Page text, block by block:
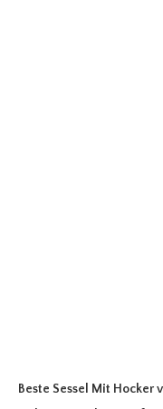
Beste Sessel Mit Hocker